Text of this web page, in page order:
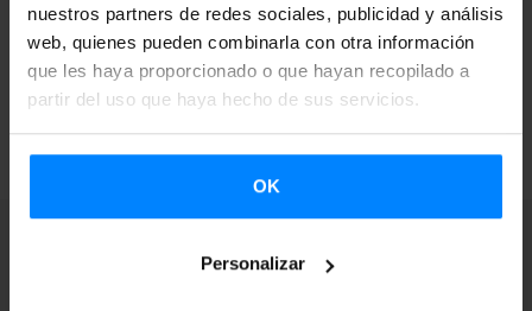
nuestros partners de redes sociales, publicidad y análisis
web, quienes pueden combinarla con otra información
que les haya proporcionado o que hayan recopilado a
partir del uso que haya hecho de sus servicios.
OK
Personalizar
VOLVER